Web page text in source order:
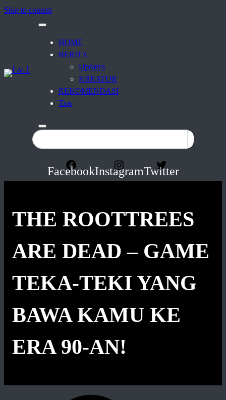
Skip to content
HOME
BERITA
Updates
KREATOR
REKOMENDASI
Tips
FacebookInstagramTwitter
THE ROOTTREES
ARE DEAD – GAME
TEKA-TEKI YANG
BAWA KAMU KE
ERA 90-AN!